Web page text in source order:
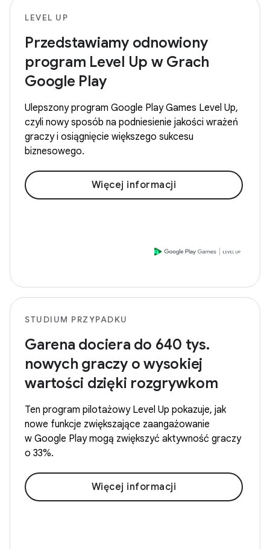
LEVEL UP
Przedstawiamy odnowiony
program Level Up w Grach
Google Play
Ulepszony program Google Play Games Level Up,
czyli nowy sposób na podniesienie jakości wrażeń
graczy i osiągnięcie większego sukcesu
biznesowego.
Więcej informacji
STUDIUM PRZYPADKU
Garena dociera do 640 tys.
nowych graczy o wysokiej
wartości dzięki rozgrywkom
Ten program pilotażowy Level Up pokazuje, jak
nowe funkcje zwiększające zaangażowanie
w Google Play mogą zwiększyć aktywność graczy
o 33%.
Więcej informacji